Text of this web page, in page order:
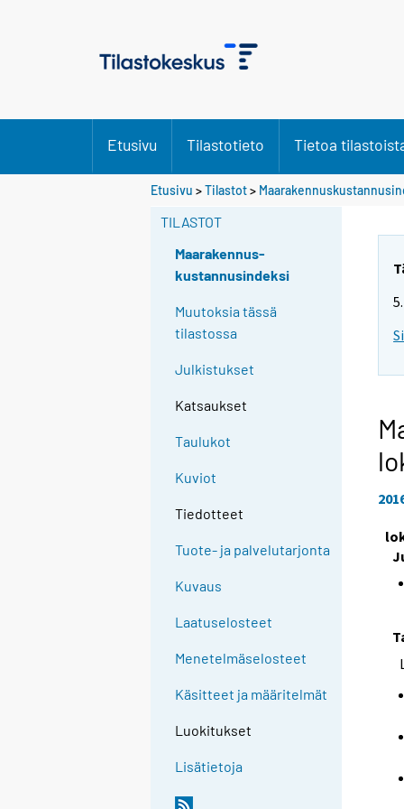
Etusivu Tilastotieto Tietoa
Etusivu >Tilastot>
TILASTOT
Maarakennus-
kustannusindeksi
Muutoksia tässä
tilastossa
Julkistukset
Katsaukset
Taulukot
Kuviot
Tiedotteet
Tuote- ja palvelutarjonta
Kuvaus
Laatuselosteet
Menetelmäselosteet
Käsitteet ja määritelmät
Luokitukset
Lisätietoja